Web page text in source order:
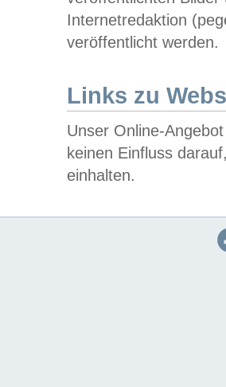
Internetredaktion
veröffentlicht werden.
Links zu
Unser Online-
keinen Einfluss
einhalten.